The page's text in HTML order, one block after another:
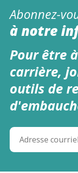
Abonnez-
à notre
Pour être
carrière,
outils de